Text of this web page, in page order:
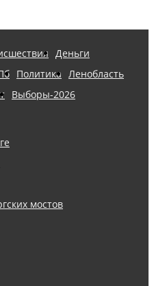
Деньги
Политика Ленобласть
Выборы-2026
мостов